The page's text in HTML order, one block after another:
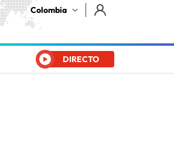
Colombia
DIRECTO